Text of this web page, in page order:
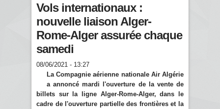
Vols internationaux :
nouvelle liaison Alger-
Rome-Alger assurée chaque
samedi
08/06/2021 - 13:27
La Compagnie aérienne nationale Air Algérie
a annoncé mardi l'ouverture de la vente de
billets sur la ligne Alger-Rome-Alger, dans le
cadre de l'ouverture partielle des frontières et la